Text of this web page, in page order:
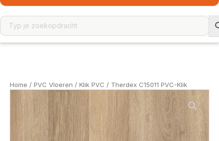
Home / PVC Vloeren / Klik PVC / Therdex C15011 PVC-Klik